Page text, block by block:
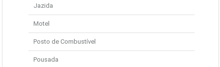
Jazida
Motel
Posto de Combustível
Pousada